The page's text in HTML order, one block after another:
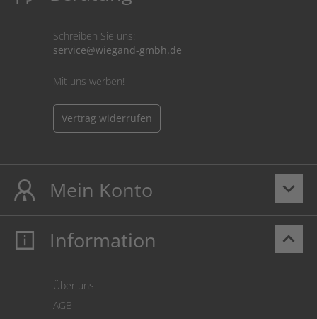
Schreiben Sie uns:
service@wiegand-gmbh.de
Mit uns werben!
Vertrag widerrufen
keyboard_arrow_down
Mein Konto
Mein Konto
keyboard_arrow_up
Information
Über uns
AGB